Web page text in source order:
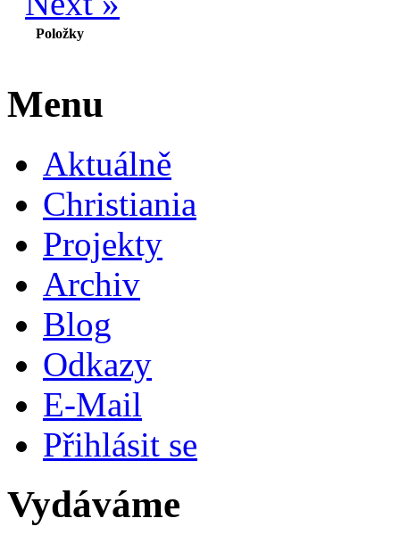
Položky
Menu
Aktuálně
Christiania
Projekty
Archiv
Blog
Odkazy
E-Mail
Přihlásit se
Vydáváme